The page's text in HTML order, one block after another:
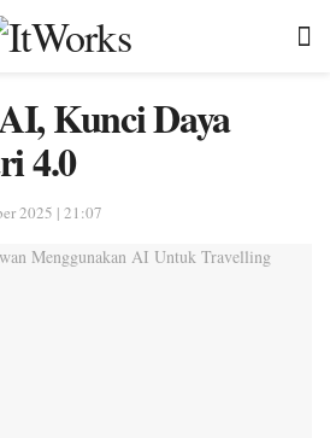
Kunci Daya
4.0
2025 | 21:07